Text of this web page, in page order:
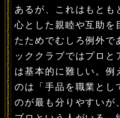
あるが、これはもとも
心とした親睦や互助を
たためでむしろ例外で
ッククラブではプロと
は基本的に難しい。例
のは「手品を職業とし
のが最も分りやすいが